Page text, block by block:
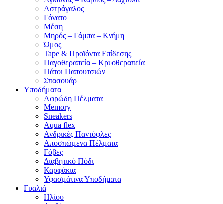
Αστράγαλος
Γόνατο
Μέση
Μηρός – Γάμπα – Κνήμη
Ώμος
Tape & Προϊόντα Επίδεσης
Παγοθεραπεία – Κρυοθεραπεία
Πάτοι Παπουτσιών
Σπασουάρ
Υποδήματα
Αφρώδη Πέλματα
Memory
Sneakers
Aqua flex
Ανδρικές Παντόφλες
Αποσπώμενα Πέλματα
Γόβες
Διαβητικό Πόδι
Καρφάκια
Υφασμάτινα Υποδήματα
Γυαλιά
Ηλίου